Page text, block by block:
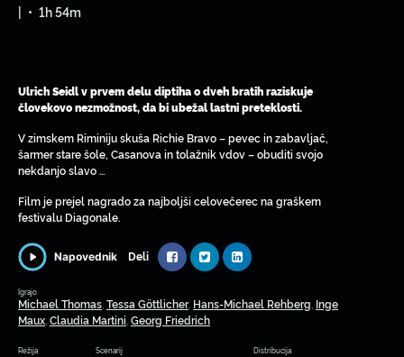
| • 1h 54m
Ulrich Seidl v prvem delu diptiha o dveh bratih raziskuje
človekovo nezmožnost, da bi ubežal lastni preteklosti.
V zimskem Riminiju skuša Richie Bravo – pevec in zabavljač,
šarmer stare šole, Casanova in tolažnik vdov – obuditi svojo
nekdanjo slavo …
Film je prejel nagrado za najboljši celovečerec na graškem
festivalu Diagonale.
Napovednik Deli
Igrajo
Michael Thomas Tessa Göttlicher, Hans-Michael Rehberg Inge
Maux Claudia Martini Georg Friedrich
Režija Scenarij Distribucija